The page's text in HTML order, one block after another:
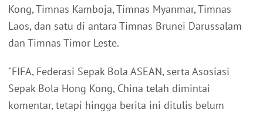
Kong, Timnas Kamboja, Timnas Myanmar, Timnas
Laos, dan satu di antara Timnas Brunei Darussalam
dan Timnas Timor Leste.
"FIFA, Federasi Sepak Bola ASEAN, serta Asosiasi
Sepak Bola Hong Kong, China telah dimintai
komentar, tetapi hingga berita ini ditulis belum